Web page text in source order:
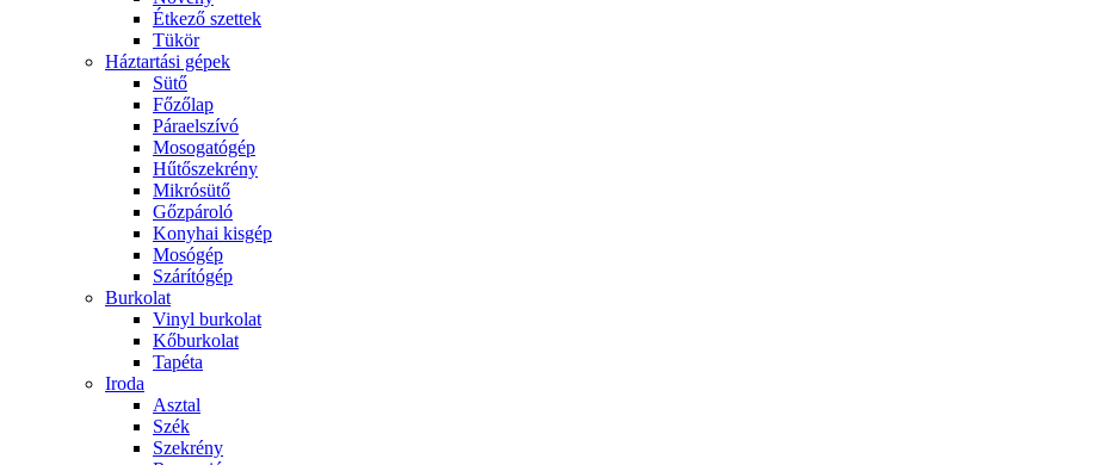
Étkező szettek
Tükör
Háztartási gépek
Sütő
Főzőlap
Páraelszívó
Mosogatógép
Hűtőszekrény
Mikrósütő
Gőzpároló
Konyhai kisgép
Mosógép
Szárítógép
Burkolat
Vinyl burkolat
Kőburkolat
Tapéta
Iroda
Asztal
Szék
Szekrény